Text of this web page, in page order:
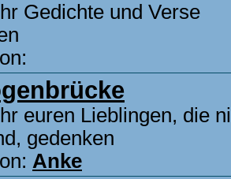
Gedichte und Verse
euren Lieblingen, die
gedenken
Anke